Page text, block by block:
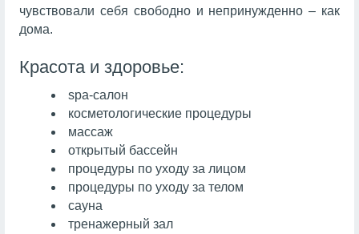
чувствовали себя свободно и непринужденно – как
дома.
Красота и здоровье:
spa-салон
косметологические процедуры
массаж
открытый бассейн
процедуры по уходу за лицом
процедуры по уходу за телом
сауна
тренажерный зал